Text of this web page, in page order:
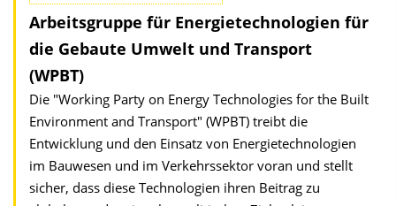
Arbeitsgruppe für Energietechnologien für
die Gebaute Umwelt und Transport
(WPBT)
Die "Working Party on Energy Technologies for the Built
Environment and Transport" (WPBT) treibt die
Entwicklung und den Einsatz von Energietechnologien
im Bauwesen und im Verkehrssektor voran und stellt
sicher, dass diese Technologien ihren Beitrag zu